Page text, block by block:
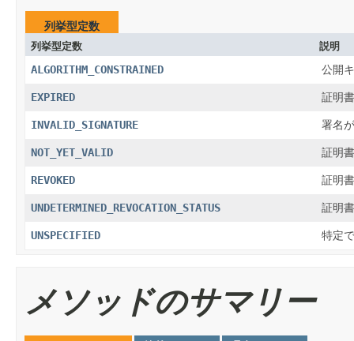
列挙型定数
列挙型定数 説明
ALGORITHM_CONSTRAINED 公開
EXPIRED 証明
INVALID_SIGNATURE 署名
NOT_YET_VALID 証明
REVOKED 証明
UNDETERMINED_REVOCATION_STATUS 証明
UNSPECIFIED 特定
メソッドのサマリー